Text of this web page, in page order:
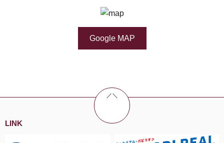
Google MAP
LINK